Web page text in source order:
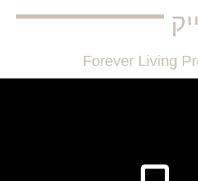
Forever Living